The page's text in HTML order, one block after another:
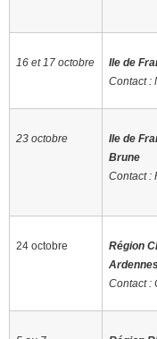
16 et 17 octobre
Ile de
Contact :
23 octobre
Ile de
Brune
Contact :
24 octobre
Région
Contact :